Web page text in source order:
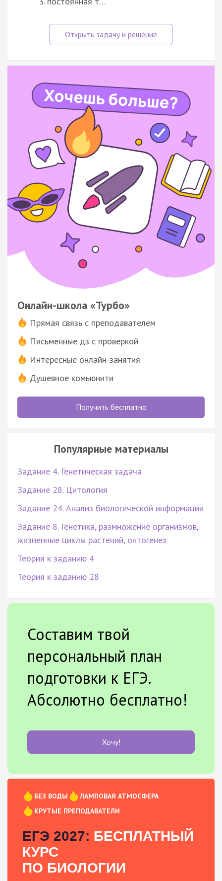
Онлайн-школа «Турбо»
Прямая связь с преподавателем
Письменные дз с проверкой
Интересные онлайн-занятия
Душевное комьюнити
Получить бесплатно
Популярные материалы
Задание 4. Генетическая задача
Задание 28. Цитология
Задание 24. Анализ биологической информации
Задание 8. Генетика, размножение организмов,
жизненные циклы растений, онтогенез
Теория к заданию 4
Теория к заданию 28
Составим твой
персональный план
подготовки к ЕГЭ.
Абсолютно бесплатно!
Хочу!
БЕЗ ВОДЫ
ЛАМПОВАЯ АТМОСФЕРА
КРУТЫЕ ПРЕПОДАВАТЕЛИ
ЕГЭ 2027: БЕСПЛАТНЫЙ
КУРС
ПО БИОЛОГИИ